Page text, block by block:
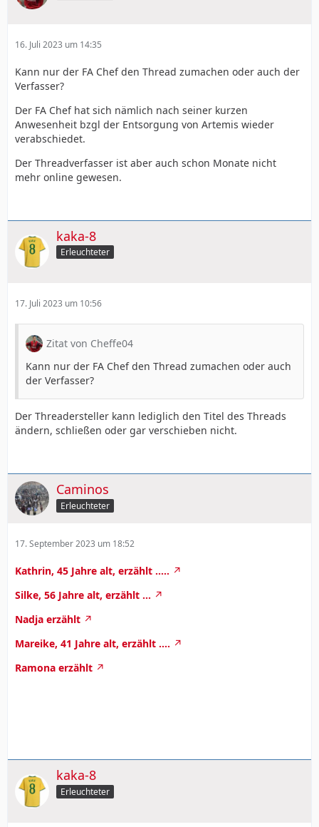
16. Juli 2023 um 14:35
Kann nur der FA Chef den Thread zumachen oder auch der
Verfasser?
Der FA Chef hat sich nämlich nach seiner kurzen
Anwesenheit bzgl der Entsorgung von Artemis wieder
verabschiedet.
Der Threadverfasser ist aber auch schon Monate nicht
mehr online gewesen.
kaka-8
Erleuchteter
17. Juli 2023 um 10:56
Zitat von Cheffe04
Kann nur der FA Chef den Thread zumachen oder auch
der Verfasser?
Der Threadersteller kann lediglich den Titel des Threads
ändern, schließen oder gar verschieben nicht.
Caminos
Erleuchteter
17. September 2023 um 18:52
Kathrin, 45 Jahre alt, erzählt .....
Silke, 56 Jahre alt, erzählt ...
Nadja erzählt
Mareike, 41 Jahre alt, erzählt ....
Ramona erzählt
kaka-8
Erleuchteter